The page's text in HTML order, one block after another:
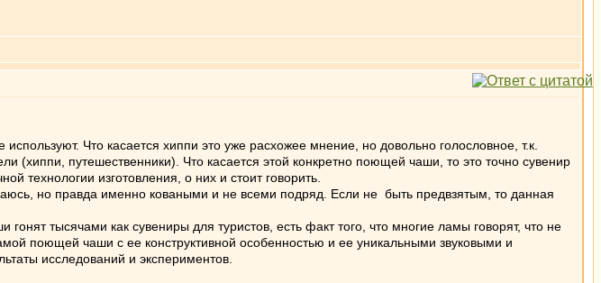
Что касается хиппи это уже расхожее мнение, но довольно голословное, т.к.
путешественники). Что касается этой конкретно поющей чаши, то это точно сувенир
технологии изготовления, о них и стоит говорить.
но правда именно коваными и не всеми подряд. Если не быть предвзятым, то данная
тысячами как сувениры для туристов, есть факт того, что многие ламы говорят, что не
поющей чаши с ее конструктивной особенностью и ее уникальными звуковыми и
исследований и экспериментов.